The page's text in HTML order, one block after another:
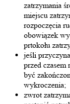
zatrzymania
miejscu
rozpoczęcia
obowiązek
prtokołu
jeśli
przed czasem
być
wykroczenia;
zwrot